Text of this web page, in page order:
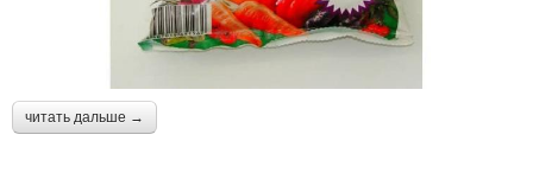
читать дальше →